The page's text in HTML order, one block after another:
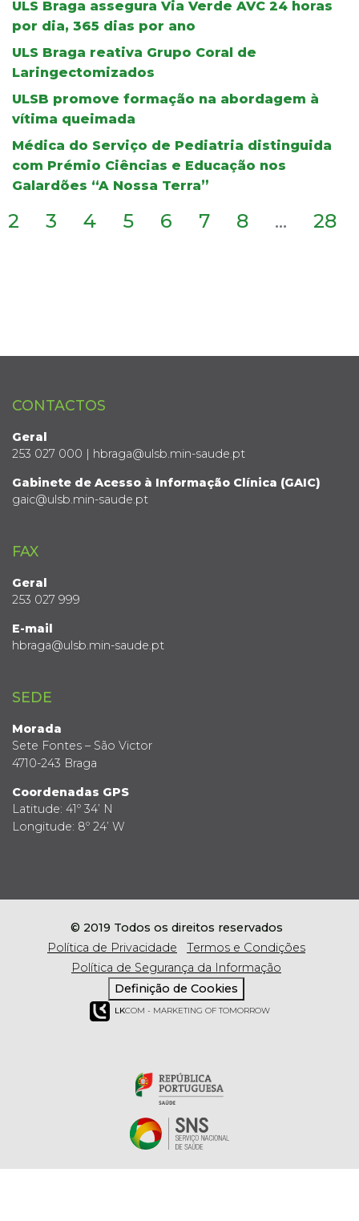
ULS Braga assegura Via Verde AVC 24 horas
por dia, 365 dias por ano
ULS Braga reativa Grupo Coral de
Laringectomizados
ULSB promove formação na abordagem à
vítima queimada
Médica do Serviço de Pediatria distinguida
com Prémio Ciências e Educação nos
Galardões “A Nossa Terra”
2 3 4 5 6 7 8 ... 28
CONTACTOS
Geral
253 027 000 | hbraga@ulsb.min-saude.pt
Gabinete de Acesso à Informação Clínica (GAIC)
gaic@ulsb.min-saude.pt
FAX
Geral
253 027 999
E-mail
hbraga@ulsb.min-saude.pt
SEDE
Morada
Sete Fontes – São Victor
4710-243 Braga
Coordenadas GPS
Latitude: 41º 34’ N
Longitude: 8º 24’ W
© 2019 Todos os direitos reservados
Política de Privacidade
Termos e Condições
Política de Segurança da Informação
Definição de Cookies
LKCOM - MARKETING OF TOMORROW